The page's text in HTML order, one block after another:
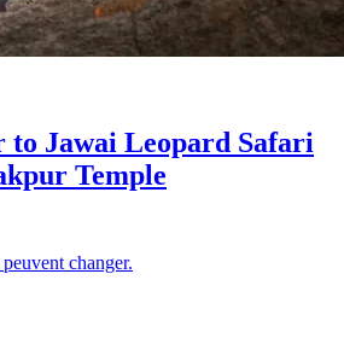
to Jawai Leopard Safari
Temple
changer.